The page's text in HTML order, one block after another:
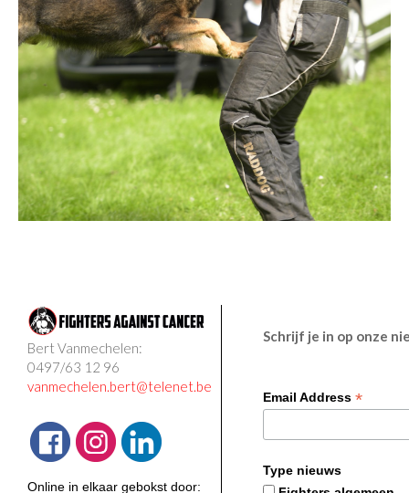
Bert Vanmechelen:
0497/63 12 96
vanmechelen.bert@telenet.be
Online in elkaar gebokst door:
Schrijf je in op onze
Email Address *
Type nieuws